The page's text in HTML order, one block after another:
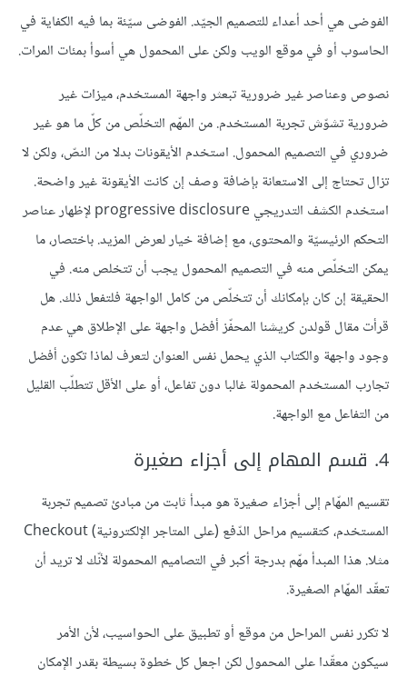
الفوضى هي أحد أعداء للتصميم الجيّد. الفوضى سيّئة بما فيه الكفاية في
الحاسوب أو في موقع الويب ولكن على المحمول هي أسوأ بمئات المرات.
نصوص وعناصر غير ضرورية تبعثر واجهة المستخدم، ميزات غير
ضرورية تشوّش تجربة المستخدم. من المهّم التخلّص من كلّ ما هو غير
ضروري في التصميم المحمول. استخدم الأيقونات بدلا من النصّ، ولكن لا
تزال تحتاج إلى الاستعانة بإضافة وصف إن كانت الأيقونة غير واضحة.
استخدم الكشف التدريجي progressive disclosure لإظهار عناصر
التحكم الرئيسيّة والمحتوى، مع إضافة خيار لعرض المزيد. باختصار، ما
يمكن التخلّص منه في التصميم المحمول يجب أن تتخلص منه. في
الحقيقة إن كان بإمكانك أن تتخلّص من كامل الواجهة فلتفعل ذلك. هل
قرأت مقال قولدن كريشنا المحفّز أفضل واجهة على الإطلاق هي عدم
وجود واجهة والكتاب الذي يحمل نفس العنوان لتعرف لماذا تكون أفضل
تجارب المستخدم المحمولة غالبا دون تفاعل، أو على الأقل تتطلّب القليل
من التفاعل مع الواجهة.
4. قسم المهام إلى أجزاء صغيرة
تقسيم المهّام إلى أجزاء صغيرة هو مبدأ ثابت من مبادئ تصميم تجربة
المستخدم، كتقسيم مراحل الدّفع (على المتاجر الإلكترونية) Checkout
مثلا. هذا المبدأ مهّم بدرجة أكبر في التصاميم المحمولة لأنّك لا تريد أن
تعقّد المهّام الصغيرة.
لا تكرر نفس المراحل من موقع أو تطبيق على الحواسيب، لأن الأمر
سيكون معقّدا على المحمول لكن اجعل كل خطوة بسيطة بقدر الإمكان